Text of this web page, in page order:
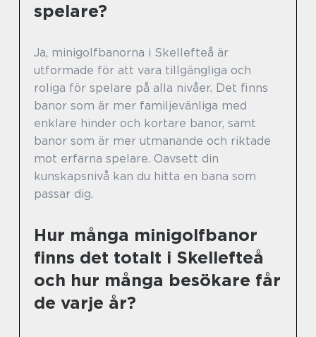
spelare?
Ja, minigolfbanorna i Skellefteå är
utformade för att vara tillgängliga och
roliga för spelare på alla nivåer. Det finns
banor som är mer familjevänliga med
enklare hinder och kortare banor, samt
banor som är mer utmanande och riktade
mot erfarna spelare. Oavsett din
kunskapsnivå kan du hitta en bana som
passar dig.
Hur många minigolfbanor
finns det totalt i Skellefteå
och hur många besökare får
de varje år?